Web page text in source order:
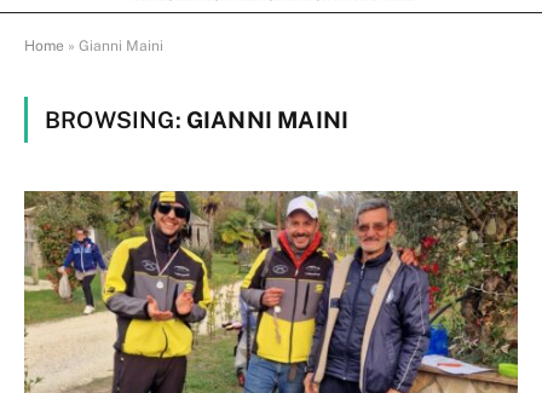
Home » Gianni Maini
BROWSING: GIANNI MAINI